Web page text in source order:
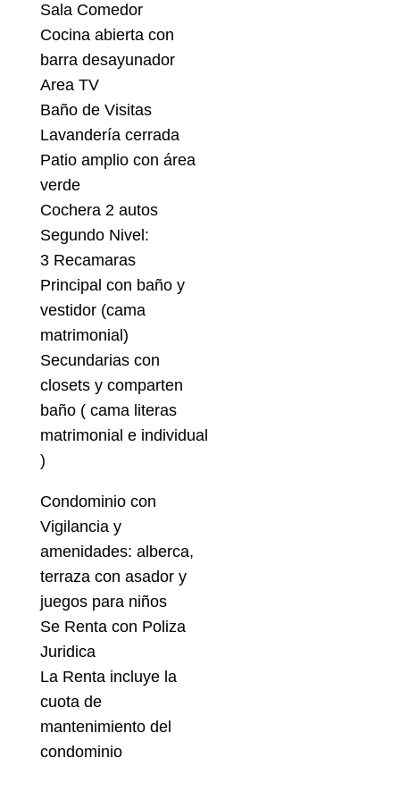
Sala Comedor
Cocina abierta con
barra desayunador
Area TV
Baño de Visitas
Lavandería cerrada
Patio amplio con área
verde
Cochera 2 autos
Segundo Nivel:
3 Recamaras
Principal con baño y
vestidor (cama
matrimonial)
Secundarias con
closets y comparten
baño ( cama literas
matrimonial e individual
)
Condominio con
Vigilancia y
amenidades: alberca,
terraza con asador y
juegos para niños
Se Renta con Poliza
Juridica
La Renta incluye la
cuota de
mantenimiento del
condominio